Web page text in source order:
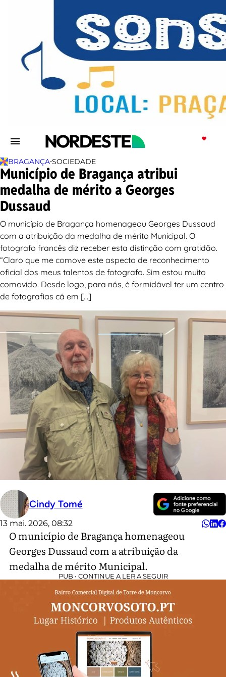
BRAGANÇA•SOCIEDADE
Município de Bragança atribui
medalha de mérito a Georges
Dussaud
O município de Bragança homenageou Georges Dussaud
com a atribuição da medalha de mérito Municipal. O
fotografo francês diz receber esta distinção com gratidão.
“Claro que me comove este aspecto de reconhecimento
oficial dos meus talentos de fotografo. Sim estou muito
comovido. Desde logo, para nós, é formidável ter um centro
de fotografias cá em […]
Cindy Tomé
13 mai. 2026, 08:32
O município de Bragança homenageou
Georges Dussaud com a atribuição da
medalha de mérito Municipal.
PUB • CONTINUE A LER A SEGUIR